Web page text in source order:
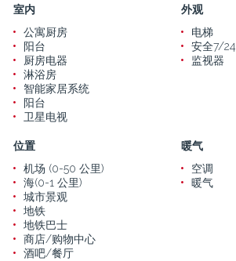
室内
公寓厨房
阳台
厨房电器
淋浴房
智能家居系统
阳台
卫星电视
外观
电梯
安全7/24
监视器
位置
机场 (0-50 公里)
海(0-1 公里)
城市景观
地铁
地铁巴士
商店/购物中心
酒吧/餐厅
暖气
空调
暖气